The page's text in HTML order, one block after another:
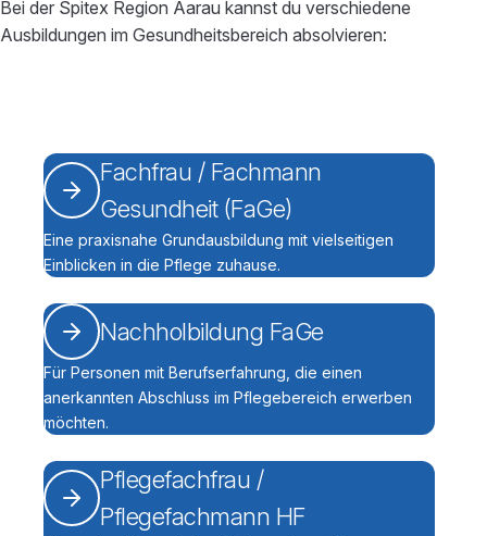
Bei der Spitex Region Aarau kannst du verschiedene
Ausbildungen im Gesundheitsbereich absolvieren:
Fachfrau / Fachmann
Gesundheit (FaGe)
Eine praxisnahe Grundausbildung mit vielseitigen
Einblicken in die Pflege zuhause.
Nachholbildung FaGe
Für Personen mit Berufserfahrung, die einen
anerkannten Abschluss im Pflegebereich erwerben
möchten.
Pflegefachfrau /
Pflegefachmann HF